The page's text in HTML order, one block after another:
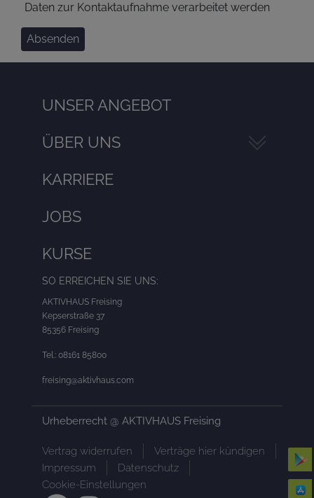
Daten zur Kontaktaufnahme verarbeitet werden
Absenden
UNSER ANGEBOT
ÜBER UNS
KARRIERE
JOBS
KURSE
SO ERREICHEN SIE UNS:
AKTIVHAUS Freising
Kepserstraße 37
85356 Freising
Tel.: 08161 85800
freising@aktivhaus.com
Urheberrecht @ AKTIVHAUS Freising
Vertrag widerrufen
Verträge hier kündigen
Impressum
Datenschutz
Cookie-Einstellungen